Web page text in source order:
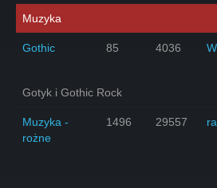
Muzyka
Gothic 85 4036
Gotyk i Gothic Rock
Muzyka -
rożne
1496 29557